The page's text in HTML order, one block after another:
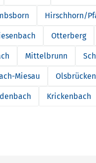
Hirschhorn/
Otterberg
Mittelbrunn
Miesau Olsbrücken
Krickenbach